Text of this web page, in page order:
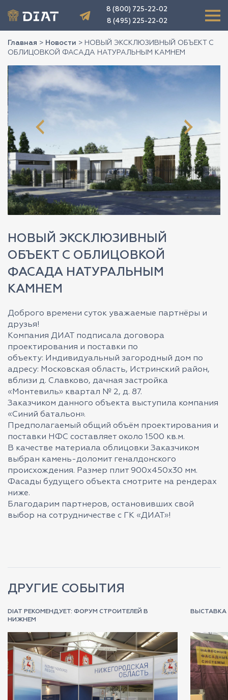
8 (800) 725-22-02
8 (495) 225-22-02
Главная > Новости > НОВЫЙ ЭКСКЛЮЗИВНЫЙ ОБЪЕКТ С
ОБЛИЦОВКОЙ ФАСАДА НАТУРАЛЬНЫМ КАМНЕМ
НОВЫЙ ЭКСКЛЮЗИВНЫЙ
ОБЪЕКТ С ОБЛИЦОВКОЙ
ФАСАДА НАТУРАЛЬНЫМ
КАМНЕМ
Доброго времени суток уважаемые партнёры и
друзья!
Компания ДИАТ подписала договора
проектирования и поставки по
объекту: Индивидуальный загородный дом по
адресу: Московская область, Истринский район,
вблизи д. Славково, дачная застройка
«Монтевиль» квартал № 2, д. 87.
Заказчиком данного объекта выступила компания
«Синий батальон».
Предполагаемый общий объём проектирования и
поставки НФС составляет около 1500 кв.м.
В качестве материала облицовки Заказчиком
выбран камень-доломит геналдонского
происхождения. Размер плит 900х450х30 мм.
Фасады будущего объекта смотрите на рендерах
ниже.
Благодарим партнеров, остановивших свой
выбор на сотрудничестве с ГК «ДИАТ»!
ДРУГИЕ СОБЫТИЯ
DIAT РЕКОМЕНДУЕТ: ФОРУМ СТРОИТЕЛЕЙ В
НИЖНЕМ
ВЫСТАВКА